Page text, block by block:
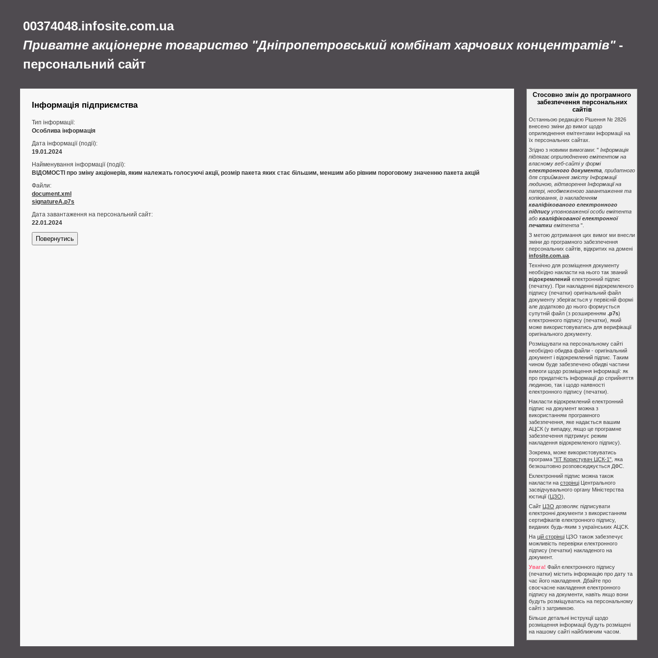
00374048.infosite.com.ua
Приватне акціонерне товариство "Дніпропетровський комбінат харчових концентратів"-
персональний сайт
Інформація підприємства
Тип інформації:
Особлива інформація
Дата інформації (події):
19.01.2024
Найменування інформації (події):
ВІДОМОСТІ про зміну акціонерів, яким належать голосуючі акції, розмір пакета яких стає більшим, меншим або рівним пороговому значенню пакета акцій
Файли:
document.xml
signatureA.p7s
Дата завантаження на персональний сайт:
22.01.2024
Повернутись
Стосовно змін до програмного
забезпечення персональних
сайтів
Останньою редакцією Рішення № 2826
внесено зміни до вимог щодо
оприлюднення емітентами інформації на
їх персональних сайтах.
Згідно з новими вимогами: " Інформація
підлягає оприлюдненню емітентом на
власному веб-сайті у формі
електронного документа , придатного
для сприймання змісту Інформації
людиною, відтворення Інформації на
папері, необмеженого завантаження та
копіювання, із накладенням
кваліфікованого електронного
підписууповноваженої особи емітента
або кваліфікованої електронної
печатки емітента ".
З метою дотримання цих вимог ми внесли
зміни до програмного забезпечення
персональних сайтів, відкритих на домені
infosite.com.ua
Технічно для розміщення документу
необхідно накласти на нього так званий
відокремлений електронний підпис
(печатку). При накладенні відокремленого
підпису (печатки) оригінальний файл
документу зберігається у первісній формі
але додатково до нього формується
супутній файл (з розширенням .p7s)
електронного підпису (печатки), який
може використовуватись для верифікації
оригінального документу.
Розміщувати на персональному сайті
необхідно обидва файли - оригінальний
документ і відокремлений підпис. Таким
чином буде забезпечено обидві частини
вимоги щодо розміщення інформації: як
про придатність інформації до сприйняття
людиною, так і щодо наявності
електронного підпису (печатки).
Накласти відокремлений електронний
підпис на документ можна з
використанням програмного
забезпечення, яке надається вашим
АЦСК (у випадку, якщо це програмне
забезпечення підтримує режим
накладення відокремленого підпису).
Зокрема, може використовуватись
програма "ІІТ Користувач ЦСК-1" , яка
безкоштовно розповсюджується ДФС.
Еклектронний підпис можна також
накласти на сторінці Центрального
засвідчувального органу Міністерства
юстиції (ЦЗО),
Сайт ЦЗО дозволяє підписувати
електронні документи з використанням
сертифікатів електронного підпису,
виданих будь-яким з українських АЦСК.
На цій сторінці ЦЗО також забезпечує
можливість перевірки електронного
підпису (печатки) накладеного на
документ.
Увага! Файл електронного підпису
(печатки) містить інформацію про дату та
час його накладення. Дбайте про
своєчасне накладення електронного
підпису на документи, навіть якщо вони
будуть розміщуватись на персональному
сайті з затримкою.
Більше детальні інструкції щодо
розміщення інформації будуть розміщені
на нашому сайті найближчим часом.